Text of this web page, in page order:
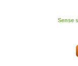
Sense